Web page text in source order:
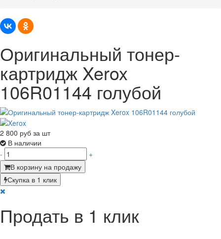
Оригинальный тонер-
картридж Xerox
106R01144 голубой
2 800 руб за шт
В наличии
-
+
В корзину на продажу
Скупка в 1 клик
Продать в 1 клик